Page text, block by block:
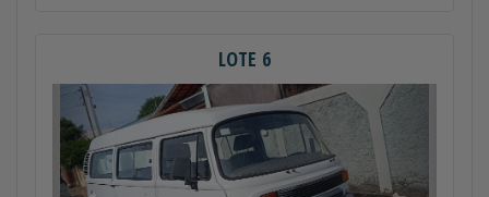
LOTE 6
Anterior